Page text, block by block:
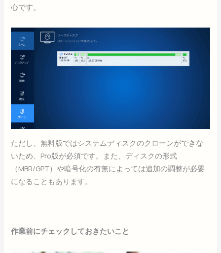
心です。
ただし、無料版ではシステムディスクのクローンができな
いため、Pro版が必須です。また、ディスクの形式
（MBR/GPT）や暗号化の有無によっては追加の調整が必要
になることもあります。
作業前にチェックしておきたいこと